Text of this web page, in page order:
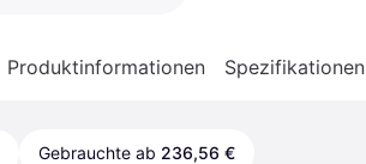
Produktinformationen Spezifikationen
Gebrauchte ab 236,56 €